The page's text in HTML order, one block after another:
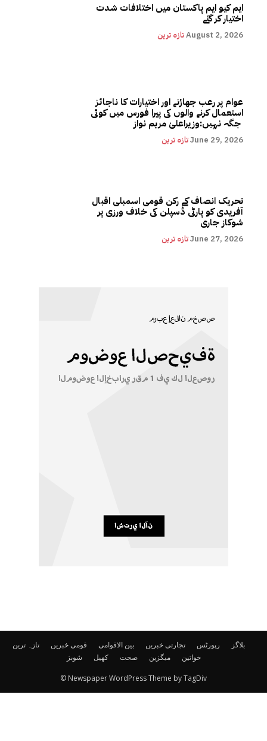
ایم کیو ایم پاکستان میں اختلافات شدت
اختیار کر گئے
تازہ ترینAugust 2, 2026
عوام پر رعب جھاڑنے اور اختیارات کا ناجائز
استعمال کرنے والوں کی پیرا فورس میں کوئی
تازہ ترینJune 29, 2026
تحریک انصاف کے رکن قومی اسمبلی اقبال
آفریدی کو پارٹی ڈسپلن کی خلاف ورزی پر
شوکاز جاری
تازہ ترینJune 27, 2026
تازہ ترین قومی خبریں بین الاقوامی تجارتی خبریں رپورٹس
بلاگز
شوبز
کھیل صحت میگزین خواتین
© Newspaper WordPress Theme by TagDiv